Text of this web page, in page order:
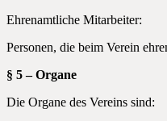
Ehrenamtliche Mitarbeiter:
Personen, die beim Verein
§ 5 – Organe
Die Organe des Vereins sind: